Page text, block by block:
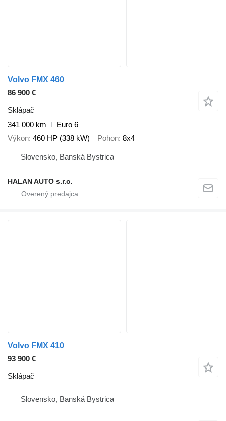
Volvo FMX 460
86 900 €
Sklápač
341 000 km
Euro 6
Výkon 460 HP (338 kW) Pohon 8x4
Slovensko, Banská Bystrica
HALAN AUTO s.r.o.
Volvo FMX 410
93 900 €
Sklápač
Slovensko, Banská Bystrica